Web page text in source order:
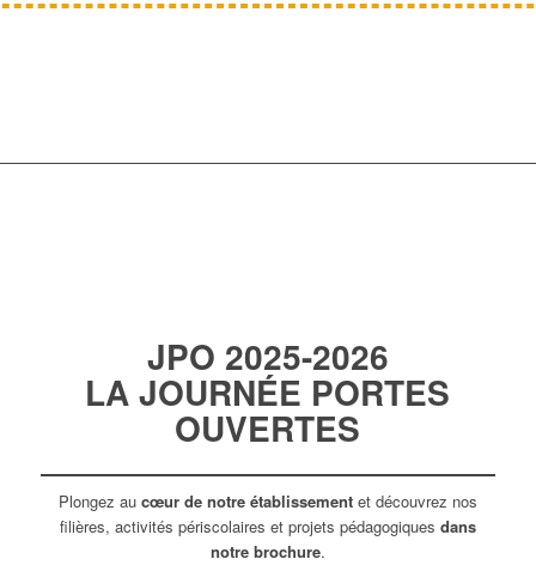
JPO 2025-2026
LA JOURNÉE PORTES
OUVERTES
Plongez aucœur de notre établissementet découvrez nos
filières, activités périscolaires et projets pédagogiques dans
notre brochure.